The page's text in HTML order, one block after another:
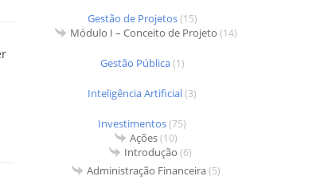
Gestão de Projetos(15)
Módulo I – Conceito de Projeto (14)
Gestão Pública(1)
Inteligência Artificial(3)
Investimentos(75)
Ações(10)
Introdução (6)
Administração Financeira(5)